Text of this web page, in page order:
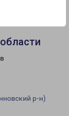
р-н)